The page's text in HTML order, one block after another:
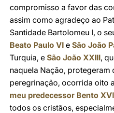
compromisso a favor das
assim como agradeço ao
Santidade Bartolomeu I, o
Beato Paulo VI e São João
Turquia, e São João XXIII,
naquela Nação, protegeram
peregrinação, ocorrida oito
meu predecessor Bento XVI
todos os cristãos,